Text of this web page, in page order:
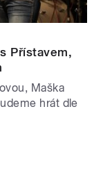
Přístavem,
Maška
hrát dle